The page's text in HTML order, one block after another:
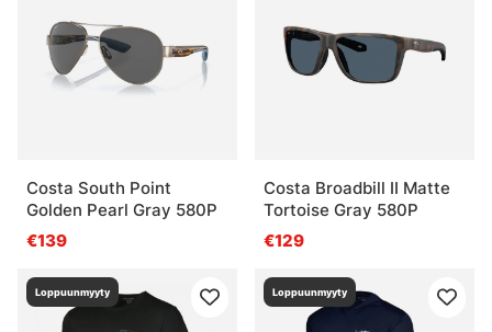
Costa South Point
Golden Pearl Gray 580P
€139
Costa Broadbill II Matte
Tortoise Gray 580P
€129
Loppuunmyyty Loppuunmyyty